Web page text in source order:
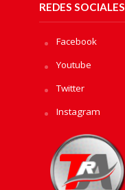
REDES SOCIALES
Facebook
Youtube
Twitter
Instagram